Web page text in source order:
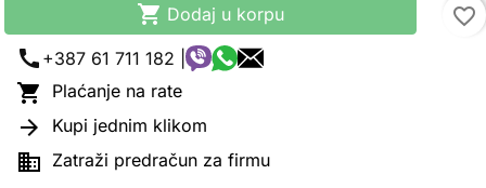
 Dodaj u korpu
favorite_border
call +387 61 711 182 |
 Plaćanje na rate
 Kupi jednim klikom
 Zatraži predračun za firmu